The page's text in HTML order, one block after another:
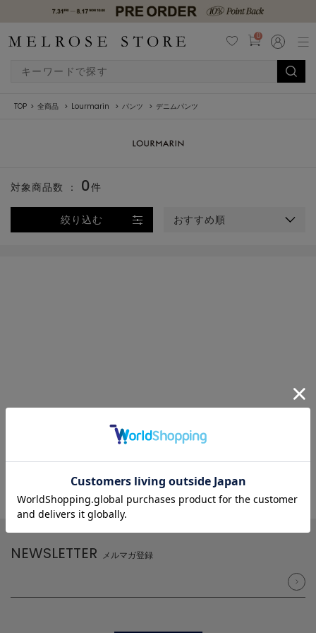
0
TOP 全商品 Lourmarin パンツ デニムパンツ
絞り込む おすすめ順
対象商品数 ： 0件
NEWSLETTER メルマガ登録